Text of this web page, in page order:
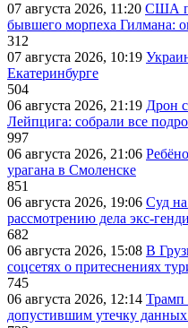
07 августа 2026, 11:20 США
бывшего морпеха Гилмана:
312
07 августа 2026, 10:19
Екатеринбурге
504
06 августа 2026, 21:19 Дрон
Лейпцига: собрали все
997
06 августа 2026, 21:06
урагана в Смоленске
851
06 августа 2026, 19:06 Суд
рассмотрению дела экс-
682
06 августа 2026, 15:08 В
соцсетях о притеснениях
745
06 августа 2026, 12:14 Трамп
допустившим утечку